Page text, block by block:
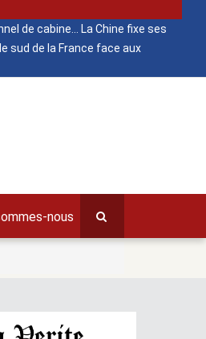
de cabine
La Chine fixe ses
sud de la France face aux
nous